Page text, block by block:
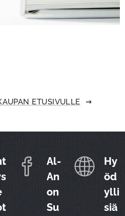
ETUSIVULLE
Al-
An
on
Su
Hy
öd
ylli
siä